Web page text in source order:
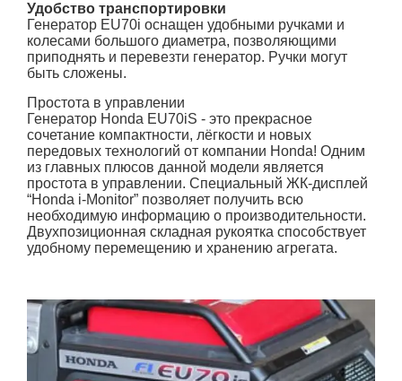
Удобство транспортировки
Генератор EU70i оснащен удобными ручками и
колесами большого диаметра, позволяющими
приподнять и перевезти генератор. Ручки могут
быть сложены.
Простота в управлении
Генератор Honda EU70iS - это прекрасное
сочетание компактности, лёгкости и новых
передовых технологий от компании Honda! Одним
из главных плюсов данной модели является
простота в управлении. Специальный ЖК-дисплей
“Honda i-Monitor” позволяет получить всю
необходимую информацию о производительности.
Двухпозиционная складная рукоятка способствует
удобному перемещению и хранению агрегата.